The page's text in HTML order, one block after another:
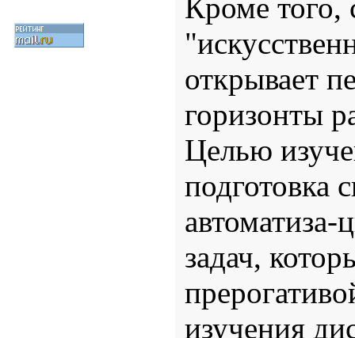
Кроме того,
открывает
горизонты
Целью
подготовка
задач,
изучения